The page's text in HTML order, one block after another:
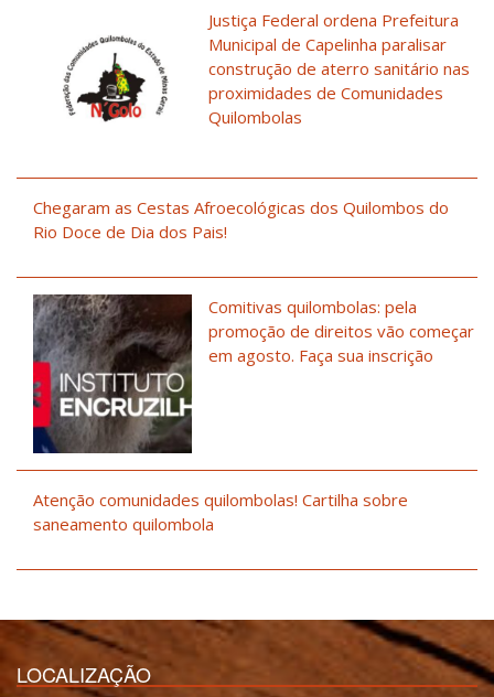
Justiça Federal ordena Prefeitura
Municipal de Capelinha paralisar
construção de aterro sanitário nas
proximidades de Comunidades
Quilombolas
Chegaram as Cestas Afroecológicas dos Quilombos do
Rio Doce de Dia dos Pais!
Comitivas quilombolas: pela
promoção de direitos vão começar
em agosto. Faça sua inscrição
Atenção comunidades quilombolas! Cartilha sobre
saneamento quilombola
LOCALIZAÇÃO